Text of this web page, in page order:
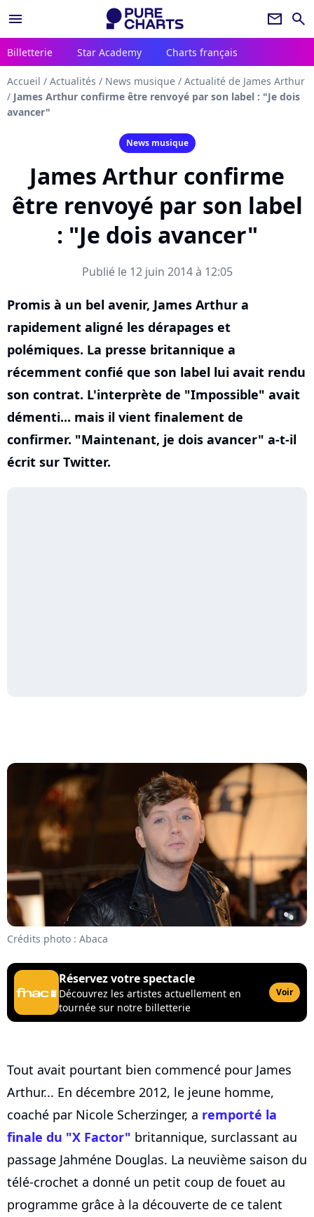
menu newsletter search
Billetterie Star Academy Charts français
Accueil / Actualités / News musique / Actualité de James Arthur
/ James Arthur confirme être renvoyé par son label : "Je dois
avancer"
News musique
James Arthur confirme
être renvoyé par son label
: "Je dois avancer"
Publié le 12 juin 2014 à 12:05
Promis à un bel avenir, James Arthur a
rapidement aligné les dérapages et
polémiques. La presse britannique a
récemment confié que son label lui avait rendu
son contrat. L'interprète de "Impossible" avait
démenti... mais il vient finalement de
confirmer. "Maintenant, je dois avancer" a-t-il
écrit sur Twitter.
Crédits photo : Abaca
Réservez votre spectacle
Découvrez les artistes actuellement en
tournée sur notre billetterie
Voir
Tout avait pourtant bien commencé pour James
Arthur... En décembre 2012, le jeune homme,
coaché par Nicole Scherzinger, a remporté la
finale du "X Factor" britannique, surclassant au
passage Jahméne Douglas. La neuvième saison du
télé-crochet a donné un petit coup de fouet au
programme grâce à la découverte de ce talent